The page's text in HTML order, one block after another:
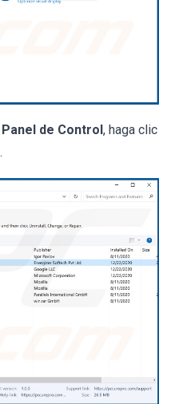
Panel de Control, haga clic
.